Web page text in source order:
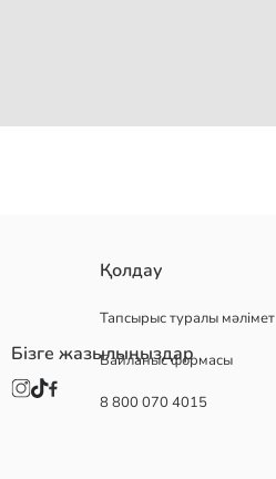
Сатушы:
Бренд:
Қолдау
Тапсырыс туралы мәлімет
Байланыс формасы
8 800 070 4015
Бізге жазылыңыздар